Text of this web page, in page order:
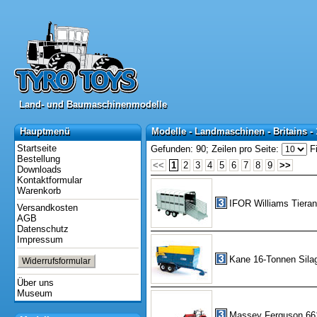
Land- und Baumaschinenmodelle
Land- und Baumaschinenmodelle
Hauptmenü
Hauptmenü
Startseite
Bestellung
Downloads
Kontaktformular
Warenkorb
Versandkosten
AGB
Datenschutz
Impressum
Widerrufsformular
Über uns
Museum
Modelle - Landmaschinen - Britains -
Modelle - Landmaschinen - Britains -
Gefunden: 90; Zeilen pro Seite:
<<
1 2 3 4 5 6 7 8 9 >>
IFOR Williams
Kane 16-Tonnen